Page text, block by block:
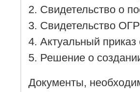
Cвидетельство о
Cвидетельство
Актуальный приказ
Решение о
Документы,